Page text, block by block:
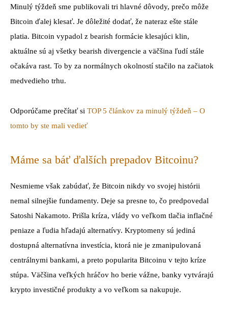
Minulý týždeň sme publikovali tri hlavné dôvody, prečo môže
Bitcoin ďalej klesať. Je dôležité dodať, že nateraz ešte stále
platia. Bitcoin vypadol z bearish formácie klesajúci klin,
aktuálne sú aj všetky bearish divergencie a väčšina ľudí stále
očakáva rast. To by za normálnych okolností stačilo na začiatok
medvedieho trhu.
Odporúčame prečítať si TOP 5 článkov za minulý týždeň – O
tomto by ste mali vedieť
Máme sa báť ďalších prepadov Bitcoinu?
Nesmieme však zabúdať, že Bitcoin nikdy vo svojej histórii
nemal silnejšie fundamenty. Deje sa presne to, čo predpovedal
Satoshi Nakamoto. Prišla kríza, vlády vo veľkom tlačia inflačné
peniaze a ľudia hľadajú alternatívy. Kryptomeny sú jediná
dostupná alternatívna investícia, ktorá nie je zmanipulovaná
centrálnymi bankami, a preto popularita Bitcoinu v tejto kríze
stúpa. Väčšina veľkých hráčov ho berie vážne, banky vytvárajú
krypto investičné produkty a vo veľkom sa nakupuje.